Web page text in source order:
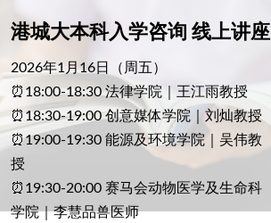
港城大本科入学咨询 线上讲座
2026年1月16日（周五）
⏰18:00-18:30 法律学院｜王江雨教授
⏰18:30-19:00 创意媒体学院｜刘灿教授
⏰19:00-19:30 能源及环境学院｜吴伟教
授
⏰19:30-20:00 赛马会动物医学及生命科
学院｜李慧品兽医师